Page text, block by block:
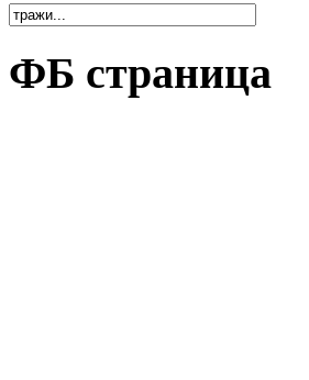
ФБ страница